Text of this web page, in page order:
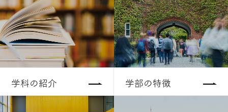
学科の紹介 学部の特徴